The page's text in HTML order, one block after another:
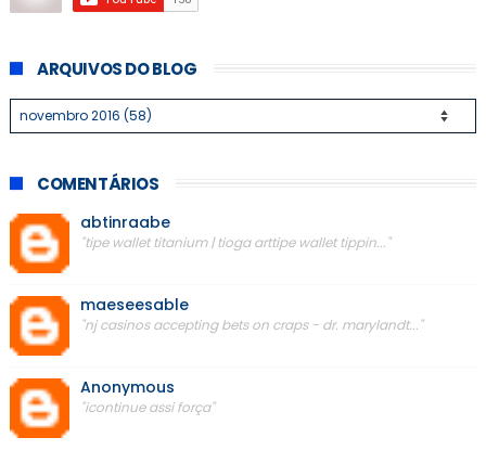
ARQUIVOS DO BLOG
COMENTÁRIOS
abtinraabe
"tipe wallet titanium | tioga arttipe wallet tippin..."
maeseesable
"nj casinos accepting bets on craps - dr. marylandt..."
Anonymous
"icontinue assi força"